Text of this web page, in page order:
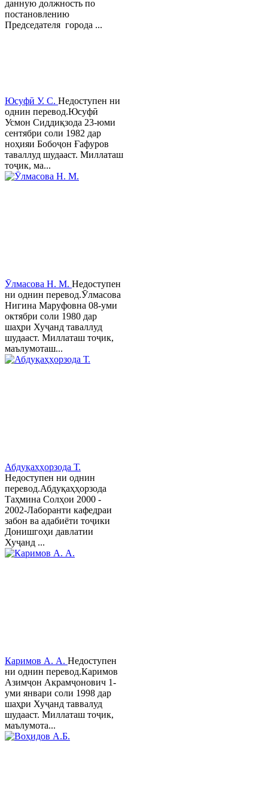
данную должность по
постановлению
Председателя города ...
Юсуфӣ У. C. Недоступен ни
однин перевод.Юсуфӣ
Усмон Сиддиқзода 23-юми
сентябри соли 1982 дар
ноҳияи Бобоҷон Ғафуров
таваллуд шудааст. Миллаташ
тоҷик, ма...
Ӯлмасова Н. М. Недоступен
ни однин перевод.Ӯлмасова
Нигина Маруфовна 08-уми
октябри соли 1980 дар
шаҳри Хуҷанд таваллуд
шудааст. Миллаташ тоҷик,
маълумоташ...
Абдуқаҳҳорзода Т.
Недоступен ни однин
перевод.Абдуқаҳҳорзода
Таҳмина Солҳои 2000 -
2002-Лаборанти кафедраи
забон ва адабиёти тоҷики
Донишгоҳи давлатии
Хуҷанд ...
Каримов А. А. Недоступен
ни однин перевод.Каримов
Азимҷон Акрамҷонович 1-
уми январи соли 1998 дар
шаҳри Хуҷанд таввалуд
шудааст. Миллаташ тоҷик,
маълумота...